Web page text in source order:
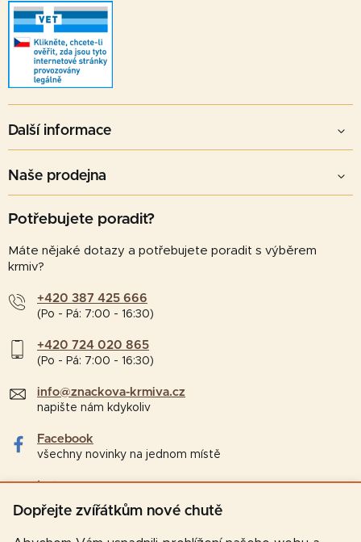
Dopřejte zvířátkům nové chutě
Další informace
Naše prodejna
Potřebujete poradit?
Máte nějaké dotazy a potřebujete poradit s výběrem
krmiv?
+420 387 425 666
(Po - Pá: 7:00 - 16:30)
+420 724 020 865
(Po - Pá: 7:00 - 16:30)
info@znackova-krmiva.cz
napište nám kdykoliv
Facebook
všechny novinky na jednom místě
Instagram
tipy a zajímavosti pro chovatele